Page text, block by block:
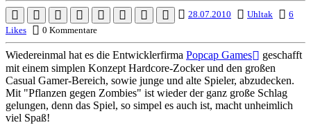
28.07.2010 Uhltak
6
Likes
0 Kommentare
Wiedereinmal hat es die Entwicklerfirma Popcap Games
geschafft
mit einem simplen Konzept Hardcore-Zocker und den großen
Casual Gamer-Bereich, sowie junge und alte Spieler, abzudecken.
Mit "Pflanzen gegen Zombies" ist wieder der ganz große Schlag
gelungen, denn das Spiel, so simpel es auch ist, macht unheimlich
viel Spaß!